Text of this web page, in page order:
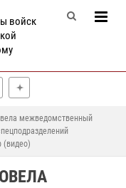
войск
межведомственный
(видео)